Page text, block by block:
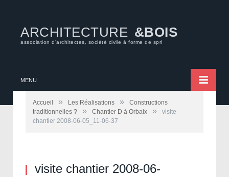
ARCHITECTURE &BOIS
association d'architectes, société civile à forme de sprl
MENU
Accueil » Les Réalisations »
Constructions
traditionnelles ?
» Chantier D à Orbaix »
visite
chantier 2008-06-05_11-06-37
visite chantier 2008-06-